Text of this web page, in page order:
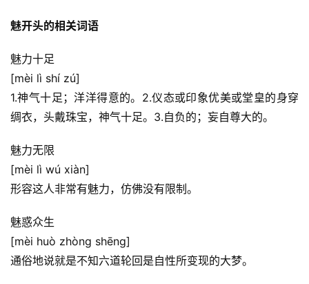
魅开头的相关词语
魅力十足
[mèi lì shí zú]
1.神气十足；洋洋得意的。2.仪态或印象优美或堂皇的身穿
绸衣，头戴珠宝，神气十足。3.自负的；妄自尊大的。
魅力无限
[mèi lì wú xiàn]
形容这人非常有魅力，仿佛没有限制。
魅惑众生
[mèi huò zhòng shēng]
通俗地说就是不知六道轮回是自性所变现的大梦。